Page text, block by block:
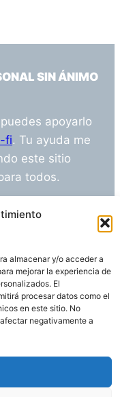
almacenar y/o acceder a
mejorar la experiencia de
El
procesar datos como el
en este sitio. No
negativamente a
SIN ÁNIMO
apoyarlo
fi. Tu ayuda me
este sitio
todos.
Escríbeme
de cookies